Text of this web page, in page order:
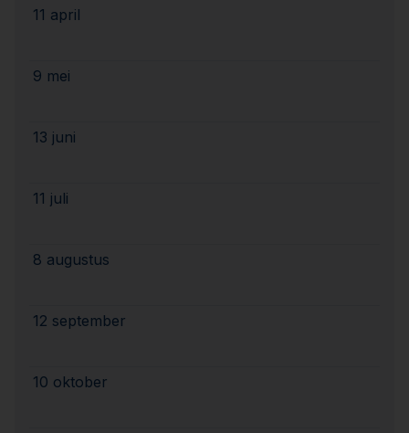
11 april
9 mei
13 juni
11 juli
8 augustus
12 september
10 oktober